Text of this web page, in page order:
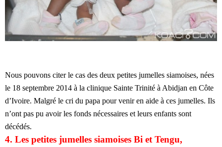
Nous pouvons citer le cas des deux petites jumelles siamoises, nées
le 18 septembre 2014 à la clinique Sainte Trinité à Abidjan en Côte
d’Ivoire. Malgré le cri du papa pour venir en aide à ces jumelles. Ils
n’ont pas pu avoir les fonds nécessaires et leurs enfants sont
décédés.
4. Les petites jumelles siamoises Bi et Tengu,